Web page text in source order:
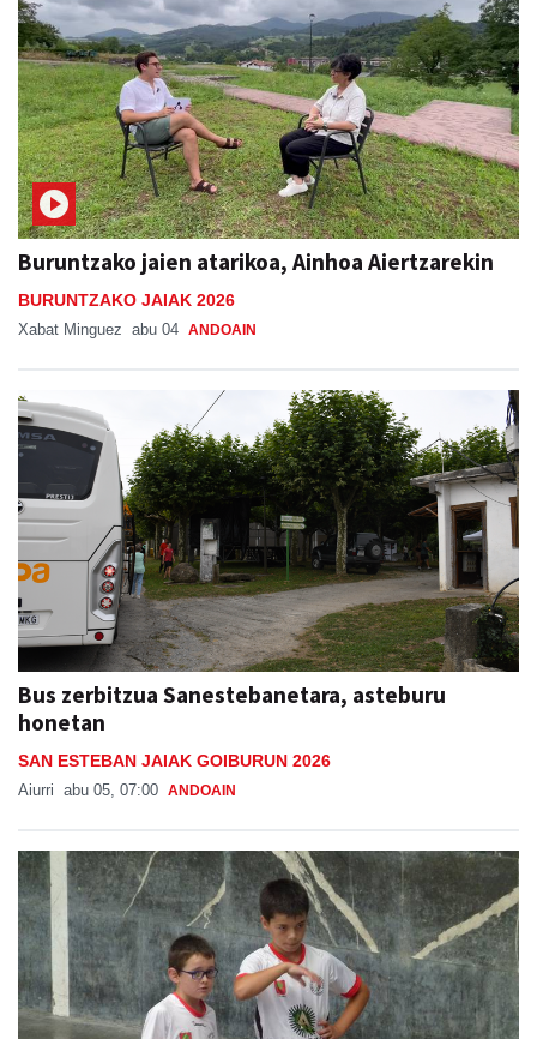
Buruntzako jaien atarikoa, Ainhoa Aiertzarekin
BURUNTZAKO JAIAK 2026
Xabat Minguez abu 04 ANDOAIN
Bus zerbitzua Sanestebanetara, asteburu
honetan
SAN ESTEBAN JAIAK GOIBURUN 2026
Aiurri abu 05, 07:00 ANDOAIN